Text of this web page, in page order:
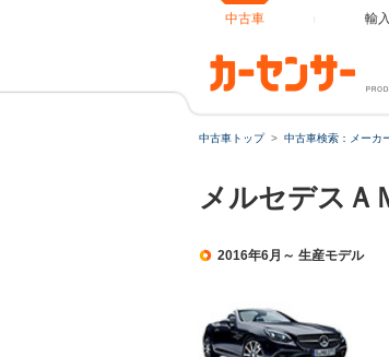
中古車 輸
中古車トップ 中古車検索：メーカ
メルセデスＡ
2016年6月～ 生産モデル